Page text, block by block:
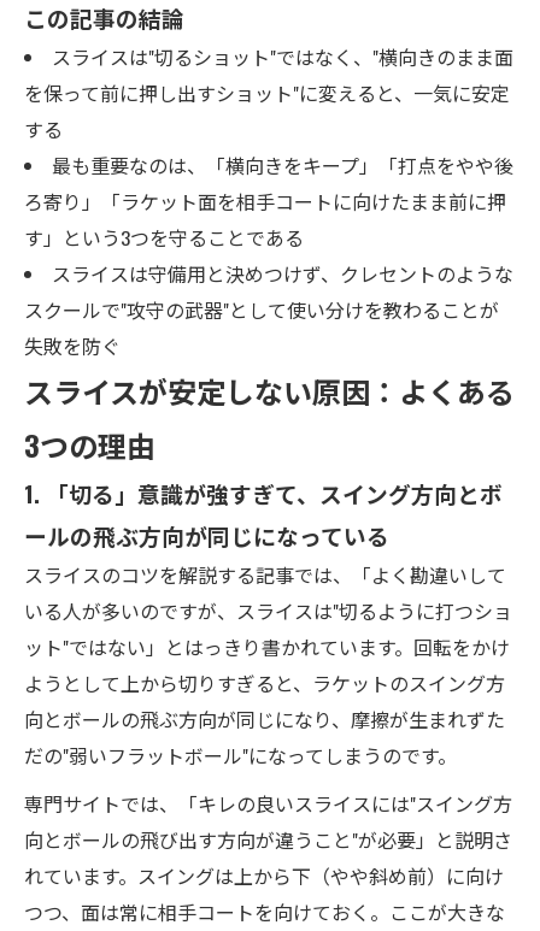
この記事の結論
スライスは"切るショット"ではなく、"横向きのまま面
を保って前に押し出すショット"に変えると、一気に安定
する
最も重要なのは、「横向きをキープ」「打点をやや後
ろ寄り」「ラケット面を相手コートに向けたまま前に押
す」という3つを守ることである
スライスは守備用と決めつけず、クレセントのような
スクールで"攻守の武器"として使い分けを教わることが
失敗を防ぐ
スライスが安定しない原因：よくある
3つの理由
1. 「切る」意識が強すぎて、スイング方向とボ
ールの飛ぶ方向が同じになっている
スライスのコツを解説する記事では、「よく勘違いして
いる人が多いのですが、スライスは"切るように打つショ
ット"ではない」とはっきり書かれています。回転をかけ
ようとして上から切りすぎると、ラケットのスイング方
向とボールの飛ぶ方向が同じになり、摩擦が生まれずた
だの"弱いフラットボール"になってしまうのです。
専門サイトでは、「キレの良いスライスには"スイング方
向とボールの飛び出す方向が違うこと"が必要」と説明さ
れています。スイングは上から下（やや斜め前）に向け
つつ、面は常に相手コートを向けておく。ここが大きな